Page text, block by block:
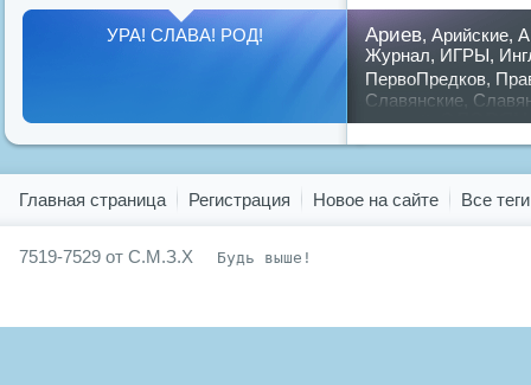
Ариев, Арийские,
Журнал, ИГРЫ,
ПервоПредков,
Славянские
русский,славян
УРА! СЛАВА! РОД!
Главная страница Регистрация Новое на сайте Все теги
7519-7529 от С.М.З.Х Будь выше!